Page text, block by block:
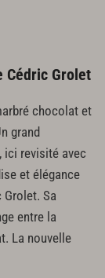
Cédric Grolet
chocolat et
grand
ici revisité avec
et élégance
Grolet. Sa
entre la
La nouvelle